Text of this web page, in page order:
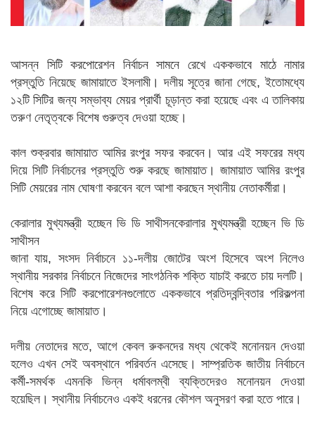
আসন্ন সিটি করপোরেশন নির্বাচন সামনে রেখে এককভাবে মাঠে নামার
প্রস্তুতি নিয়েছে জামায়াতে ইসলামী। দলীয় সূত্রে জানা গেছে, ইতোমধ্যে
১২টি সিটির জন্য সম্ভাব্য মেয়র প্রার্থী চূড়ান্ত করা হয়েছে এবং এ তালিকায়
তরুণ নেতৃত্বকে বিশেষ গুরুত্ব দেওয়া হচ্ছে।
কাল শুক্রবার জামায়াত আমির রংপুর সফর করবেন। আর এই সফরের মধ্য
দিয়ে সিটি নির্বাচনের প্রস্তুতি শুরু করছে জামায়াত। জামায়াত আমির রংপুর
সিটি মেয়রের নাম ঘোষণা করবেন বলে আশা করছেন স্থানীয় নেতাকর্মীরা।
কেরালার মুখ্যমন্ত্রী হচ্ছেন ভি ডি সাথীসনকেরালার মুখ্যমন্ত্রী হচ্ছেন ভি ডি
সাথীসন
জানা যায়, সংসদ নির্বাচনে ১১-দলীয় জোটের অংশ হিসেবে অংশ নিলেও
স্থানীয় সরকার নির্বাচনে নিজেদের সাংগঠনিক শক্তি যাচাই করতে চায় দলটি।
বিশেষ করে সিটি করপোরেশনগুলোতে এককভাবে প্রতিদ্বন্দ্বিতার পরিকল্পনা
নিয়ে এগোচ্ছে জামায়াত।
দলীয় নেতাদের মতে, আগে কেবল রুকনদের মধ্য থেকেই মনোনয়ন দেওয়া
হলেও এখন সেই অবস্থানে পরিবর্তন এসেছে। সাম্প্রতিক জাতীয় নির্বাচনে
কর্মী-সমর্থক এমনকি ভিন্ন ধর্মাবলম্বী ব্যক্তিদেরও মনোনয়ন দেওয়া
হয়েছিল। স্থানীয় নির্বাচনেও একই ধরনের কৌশল অনুসরণ করা হতে পারে।